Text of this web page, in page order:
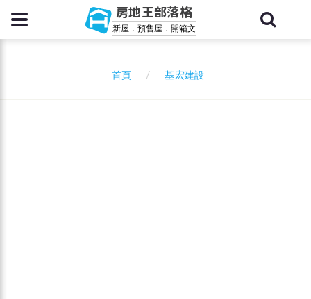
房地王部落格
新屋．預售屋．開箱文
首頁 基宏建設